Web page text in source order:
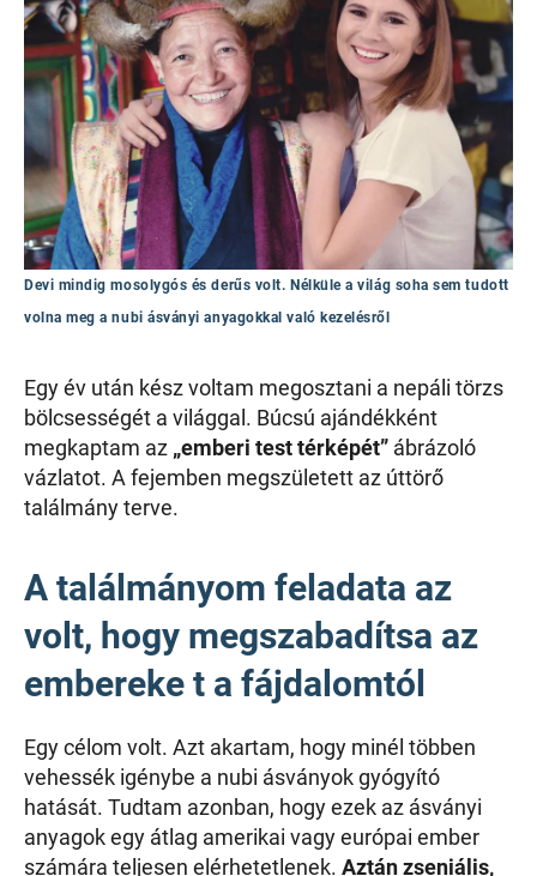
Devi mindig mosolygós és derűs volt. Nélküle a világ soha sem tudott
volna meg a nubi ásványi anyagokkal való kezelésről
Egy év után kész voltam megosztani a nepáli törzs
bölcsességét a világgal. Búcsú ajándékként
megkaptam az „emberi test térképét” ábrázoló
vázlatot. A fejemben megszületett az úttörő
találmány terve.
A találmányom feladata az
volt, hogy megszabadítsa az
embereke t a fájdalomtól
Egy célom volt. Azt akartam, hogy minél többen
vehessék igénybe a nubi ásványok gyógyító
hatását. Tudtam azonban, hogy ezek az ásványi
anyagok egy átlag amerikai vagy európai ember
számára teljesen elérhetetlenek. Aztán zseniális,